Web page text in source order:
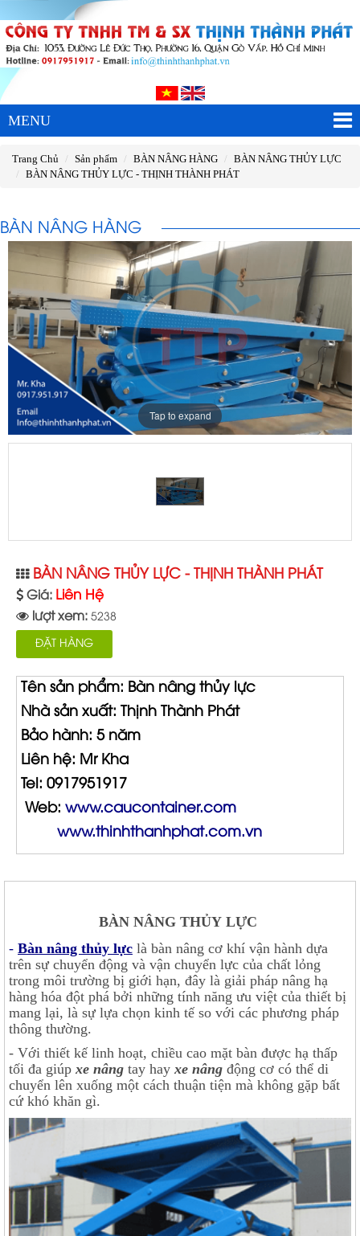
MENU
Trang Chủ Sản phẩm BÀN NÂNG HÀNG
BÀN NÂNG THỦY LỰC
BÀN NÂNG THỦY LỰC - THỊNH THÀNH PHÁT
BÀN NÂNG HÀNG
Tap to expand
BÀN NÂNG THỦY LỰC - THỊNH THÀNH PHÁT
Giá: Liên Hệ
lượt xem: 5238
ĐẶT HÀNG
Tên sản phẩm: Bàn nâng thủy lực
Nhà sản xuất: Thịnh Thành Phát
Bảo hành: 5 năm
Liên hệ: Mr Kha
Tel: 0917951917
Web: www.caucontainer.com
www.thinhthanhphat.com.vn
BÀN NÂNG THỦY LỰC
- Bàn nâng thủy lực là bàn nâng cơ khí vận hành dựa
trên sự chuyển động và vận chuyển lực của chất lỏng
trong môi trường bị giới hạn, đây là giải pháp nâng hạ
hàng hóa đột phá bởi những tính năng ưu việt của thiết bị
mang lại, là sự lựa chọn kinh tế so với các phương pháp
thông thường.
- Với thiết kế linh hoạt, chiều cao mặt bàn được hạ thấp
tối đa giúp xe nâng tay hay xe nâng động cơ có thể di
chuyển lên xuống một cách thuận tiện mà không gặp bất
cứ khó khăn gì.